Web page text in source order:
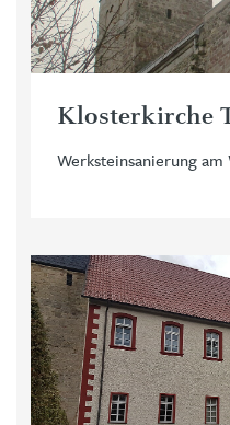
Klosterkirche
Werksteinsanierung am